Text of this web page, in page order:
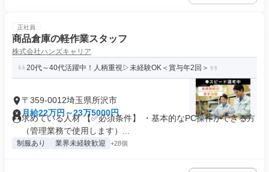
正社員
商品倉庫の軽作業スタッフ
株式会社ハンズキャリア
20代～40代活躍中！人柄重視▷未経験OK＜賞与年2回＞
〒359-0012埼玉県所沢市
月給22万円～23万5000円
求めている人材 【✅必須条件】 ・基本的なPC操作ができる方
（管理業務で使用します）...
制服あり 業界未経験歓迎 +28個